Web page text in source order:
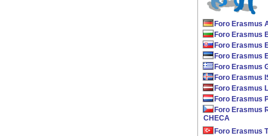
Foro Erasmus
Foro Erasmus
Foro Erasmus
Foro Erasmus
Foro Erasmus
Foro Erasmus
Foro Erasmus
Foro Erasmus
Foro Erasmus
CHECA
Foro Erasmus